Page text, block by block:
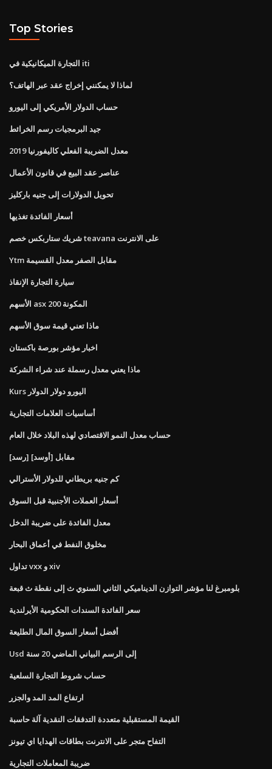
Top Stories
التجارة الميكانيكية في iti
لماذا لا يمكنني إخراج عقد عبر الهاتف؟
حساب الدولار الأمريكي إلى اليورو
جيد البرمجيات رسم الخرائط
معدل الضريبة الفعلي كاليفورنيا 2019
عناصر عقد البيع في قانون الأعمال
تحويل الدولارات إلى جنيه باركليز
أسعار الفائدة تغذيها
شريك ستاربكس خصم teavana على الانترنت
Ytm مقابل الصفر معدل القسيمة
سيارة التجارة الإنقاذ
الأسهم asx 200 المكونة
ماذا تعني قيمة سوق الأسهم
اخبار مؤشر بورصة باكستان
ماذا يعني معدل رسملة عند شراء الشركة
Kurs اليورو دولار الدولار
أساسيات العلامات التجارية
حساب معدل النمو الاقتصادي لهذه البلاد خلال العام
[رسد] مقابل [أوسد]
كم جنيه بريطاني للدولار الأسترالي
أسعار العملات الأجنبية قبل السوق
معدل الفائدة على ضريبة الدخل
مخلوق النفط في أعماق البحار
تداول vxx و xiv
بلومبرغ لنا مؤشر التوازن الديناميكي الثاني السنوي ث إلى نقطة ث قبعة
سعر الفائدة السندات الحكومية الأيرلندية
أفضل أسعار السوق المال الطليعة
Usd إلى الرسم البياني الماضي 20 سنة
حساب شروط التجارة السلعية
ارتفاع المد المد والجزر
القيمة المستقبلية متعددة التدفقات النقدية آلة حاسبة
التفاح متجر على الانترنت بطاقات الهدايا اي تيونز
ضريبة المعاملات التجارية